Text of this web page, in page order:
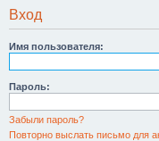
Вход
Имя пользователя:
Пароль:
Забыли пароль?
Повторно выслать письмо для